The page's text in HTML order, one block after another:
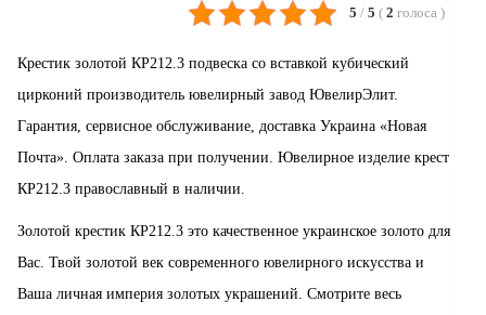
5 / 5 ( 2 голоса )
Крестик золотой КР212.3 подвеска со вставкой кубический
цирконий производитель ювелирный завод ЮвелирЭлит.
Гарантия, сервисное обслуживание, доставка Украина «Новая
Почта». Оплата заказа при получении. Ювелирное изделие крест
КР212.3 православный в наличии.
Золотой крестик КР212.3 это качественное украинское золото для
Вас. Твой золотой век современного ювелирного искусства и
Ваша личная империя золотых украшений. Смотрите весь